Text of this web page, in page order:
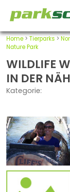
Home> Tierparks >
Nature Park
WILDLIFE
IN DER
Kategorie: